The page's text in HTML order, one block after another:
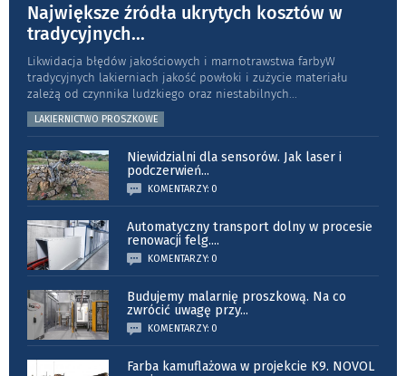
Największe źródła ukrytych kosztów w
tradycyjnych...
Likwidacja błędów jakościowych i marnotrawstwa farbyW
tradycyjnych lakierniach jakość powłoki i zużycie materiału
zależą od czynnika ludzkiego oraz niestabilnych...
LAKIERNICTWO PROSZKOWE
Niewidzialni dla sensorów. Jak laser i
podczerwień...
KOMENTARZY: 0
Automatyczny transport dolny w procesie
renowacji felg....
KOMENTARZY: 0
Budujemy malarnię proszkową. Na co
zwrócić uwagę przy...
KOMENTARZY: 0
Farba kamuflażowa w projekcie K9. NOVOL